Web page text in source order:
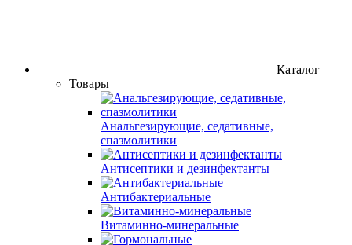
Каталог
Товары
Анальгезирующие, седативные,
спазмолитики
Антисептики и дезинфектанты
Антибактериальные
Витаминно-минеральные